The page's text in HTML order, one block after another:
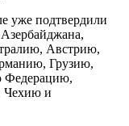
уже подтвердили
Австрию,
Грузию,
Федерацию,
Чехию и